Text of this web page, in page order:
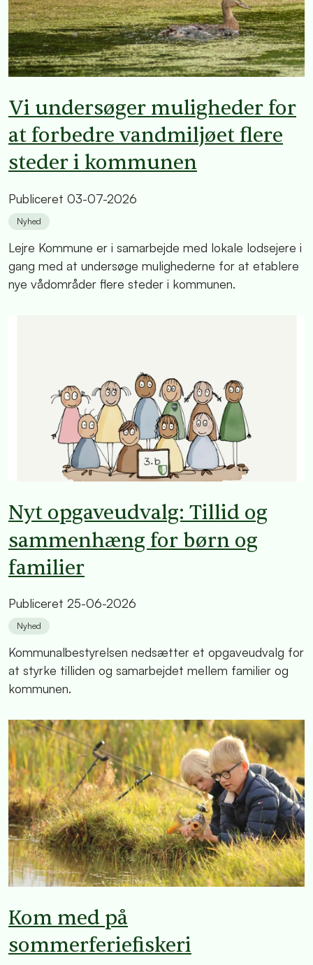
Vi undersøger muligheder for
at forbedre vandmiljøet flere
steder i kommunen
Publiceret 03-07-2026
Nyhed
Lejre Kommune er i samarbejde med lokale lodsejere i
gang med at undersøge mulighederne for at etablere
nye vådområder flere steder i kommunen.
Nyt opgaveudvalg: Tillid og
sammenhæng for børn og
familier
Publiceret 25-06-2026
Nyhed
Kommunalbestyrelsen nedsætter et opgaveudvalg for
at styrke tilliden og samarbejdet mellem familier og
kommunen.
Kom med på
sommerferiefiskeri